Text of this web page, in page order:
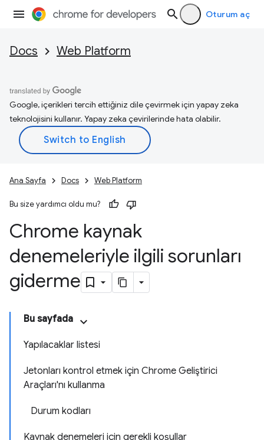
Oturum aç
Docs Web Platform
Google, içerikleri tercih ettiğiniz dile çevirmek için yapay zeka
teknolojisini kullanır. Yapay zeka çevirilerinde hata olabilir.
Ana Sayfa Docs Web Platform
Bu size yardımcı oldu mu?
Chrome kaynak
denemeleriyle ilgili sorunları
giderme
Bu sayfada
Yapılacaklar listesi
Jetonları kontrol etmek için Chrome Geliştirici
Araçları'nı kullanma
Durum kodları
Kaynak denemeleri için gerekli koşullar